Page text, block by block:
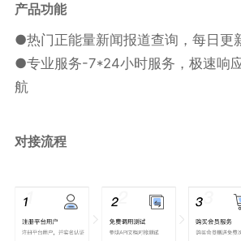
产品功能
●热门正能量新闻报道查询，每日更
●专业服务-7*24小时服务，极速响
航
对接流程